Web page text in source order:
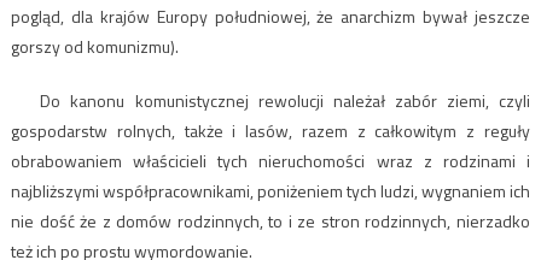
pogląd, dla krajów Europy południowej, że anarchizm bywał jeszcze
gorszy od komunizmu).
Do kanonu komunistycznej rewolucji należał zabór ziemi, czyli
gospodarstw rolnych, także i lasów, razem z całkowitym z reguły
obrabowaniem właścicieli tych nieruchomości wraz z rodzinami i
najbliższymi współpracownikami, poniżeniem tych ludzi, wygnaniem ich
nie dość że z domów rodzinnych, to i ze stron rodzinnych, nierzadko
też ich po prostu wymordowanie.